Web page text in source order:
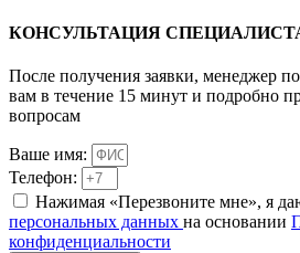
КОНСУЛЬТАЦИЯ
После получения заявки, менеджер
вам в течение 15 минут и подробно
вопросам
Ваше имя:
Телефон:
Нажимая «Перезвоните мне», я
персональных данных на основании
конфиденциальности